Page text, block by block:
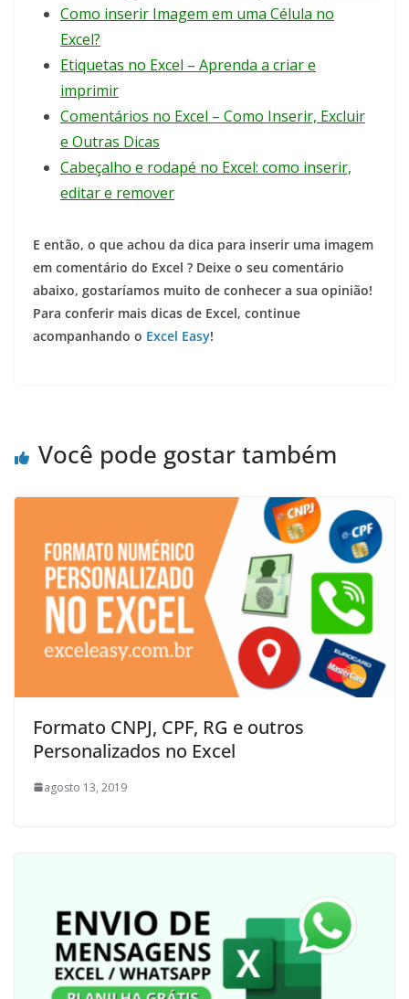
Como inserir Imagem em uma Célula no
Excel?
Etiquetas no Excel – Aprenda a criar e
imprimir
Comentários no Excel – Como Inserir, Excluir
e Outras Dicas
Cabeçalho e rodapé no Excel: como inserir,
editar e remover
E então, o que achou da dica para inserir uma imagem
em comentário do Excel ? Deixe o seu comentário
abaixo, gostaríamos muito de conhecer a sua opinião!
Para conferir mais dicas de Excel, continue
acompanhando o Excel Easy!
Você pode gostar também
Formato CNPJ, CPF, RG e outros
Personalizados no Excel
agosto 13, 2019